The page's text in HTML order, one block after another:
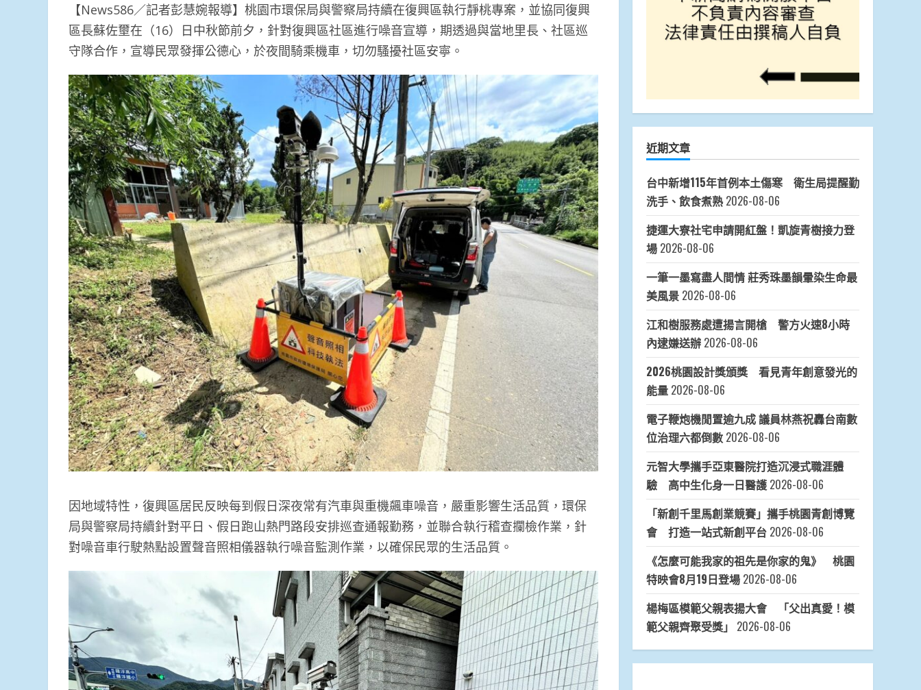
【News586／記者彭慧婉報導】桃園市環保局與警察局持續在復興區執行靜桃專案，並協同復興
區長蘇佐壐在（16）日中秋節前夕，針對復興區社區進行噪音宣導，期透過與當地里長、社區巡
守隊合作，宣導民眾發揮公德心，於夜間騎乘機車，切勿騷擾社區安寧。
因地域特性，復興區居民反映每到假日深夜常有汽車與重機飆車噪音，嚴重影響生活品質，環保
局與警察局持續針對平日、假日跑山熱門路段安排巡查通報勤務，並聯合執行稽查攔檢作業，針
對噪音車行駛熱點設置聲音照相儀器執行噪音監測作業，以確保民眾的生活品質。
近期文章
台中新增115年首例本土傷寒 衛生局提醒勤
洗手、飲食煮熟 2026-08-06
捷運大寮社宅申請開紅盤！凱旋青樹接力登
場 2026-08-06
一筆一墨寫盡人間情 莊秀珠墨韻暈染生命最
美風景 2026-08-06
江和樹服務處遭揚言開槍 警方火速8小時
內逮嫌送辦 2026-08-06
2026桃園設計獎頒獎 看見青年創意發光的
能量 2026-08-06
電子鞭炮機閒置逾九成 議員林燕祝轟台南數
位治理六都倒數 2026-08-06
元智大學攜手亞東醫院打造沉浸式職涯體
驗 高中生化身一日醫護 2026-08-06
「新創千里馬創業競賽」攜手桃園青創博覽
會 打造一站式新創平台 2026-08-06
《怎麼可能我家的祖先是你家的鬼》 桃園
特映會8月19日登場 2026-08-06
楊梅區模範父親表揚大會 「父出真愛！模
範父親齊聚受獎」 2026-08-06